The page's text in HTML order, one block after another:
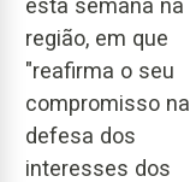
esta semana na
região, em que
"reafirma o seu
compromisso na
defesa dos
interesses dos